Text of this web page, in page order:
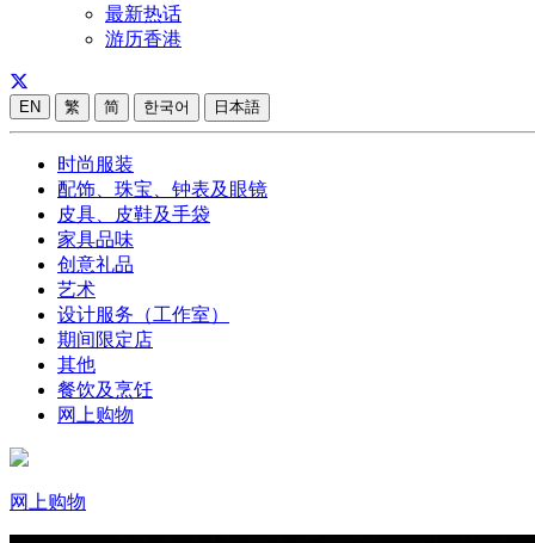
最新热话
游历香港
EN 繁 简 한국어 日本語
时尚服装
配饰、珠宝、钟表及眼镜
皮具、皮鞋及手袋
家具品味
创意礼品
艺术
设计服务（工作室）
期间限定店
其他
餐饮及烹饪
网上购物
网上购物